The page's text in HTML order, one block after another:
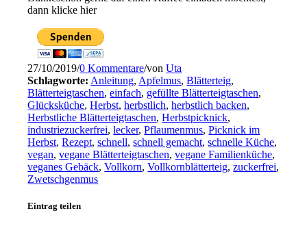
dann klicke hier
27/10/2019/0 Kommentare/vonUta
Schlagworte: Anleitung, Apfelmus,Blätterteig,
Blätterteigtaschen,einfach, gefüllte Blätterteigtaschen,
Glücksküche,Herbst,herbstlich,herbstlich backen,
Herbstliche Blätterteigtaschen,Herbstpicknick,
industriezuckerfrei,lecker,Pflaumenmus,Picknick im
Herbst,Rezept,schnell,schnell gemacht,schnelle Küche,
vegan,vegane Blätterteigtaschen,vegane Familienküche,
veganes Gebäck,Vollkorn,Vollkornblätterteig,zuckerfrei,
Zwetschgenmus
Eintrag teilen